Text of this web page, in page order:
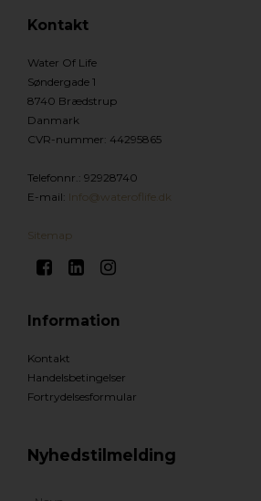
Kontakt
Water Of Life
Søndergade 1
8740 Brædstrup
Danmark
CVR-nummer: 44295865
Telefonnr.: 92928740
E-mail: Info@wateroflife.dk
Sitemap
Information
Kontakt
Handelsbetingelser
Fortrydelsesformular
Nyhedstilmelding